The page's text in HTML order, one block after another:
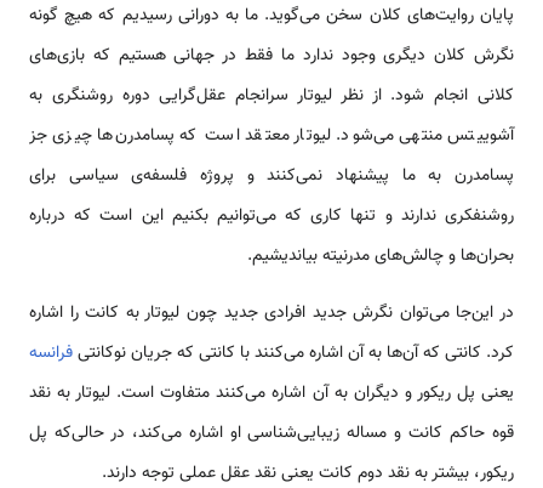
پایان روایت‌های کلان سخن می‌گوید. ما به دورانی رسیدیم که هیچ گونه
نگرش کلان دیگری وجود ندارد ما فقط در جهانی‌ هستیم که بازی‌های
کلانی انجام شود. از نظر لیوتار سرانجام عقل‌گرایی دوره‌ روشنگری به
آشوییتس منتهی می‌شود. لیوتار معتقد است که پسامدرن‌ها چیزی جز
پسامدرن به ما پیشنهاد نمی‌کنند و پروژه‌‌ فلسفه‌ی سیاسی برای
روشنفکری ندارند و تنها کاری که می‌توانیم بکنیم این است که درباره‌
بحران‌ها و چالش‌های مدرنیته بیاندیشیم.
در این‌جا می‌توان نگرش جدید افرادی جدید چون لیوتار به کانت را اشاره
کرد. کانتی که آن‌ها به آن اشاره می‌کنند با کانتی که جریان نوکانتیفرانسه
یعنی پل ریکور و دیگران به آن اشاره می‌کنند متفاوت است. لیوتار به نقد
قوه حاکم کانت و مساله زیبایی‌شناسی او اشاره می‌کند، در حالی‌که پل
ریکور، بیشتر به نقد دوم کانت یعنی نقد عقل عملی توجه دارند.